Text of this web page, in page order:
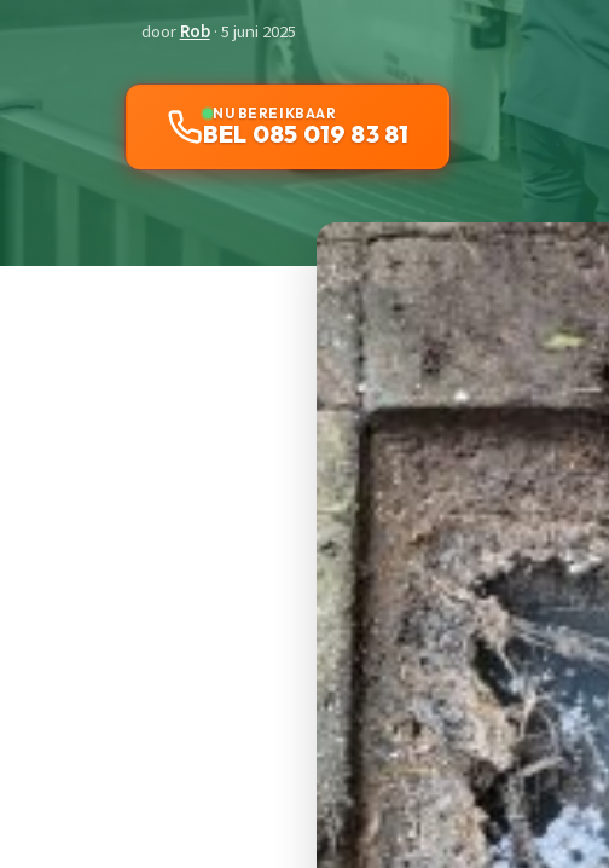
doorRob· 5 juni 2025
NU BEREIKBAAR
BEL 085 019 83 81